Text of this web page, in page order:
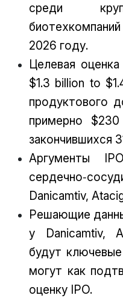
среди
2026 году.
Целевая
$1.3 billion to
продуктового
примерно
закончившихся
Аргументы
Danicamtiv,
Решающие
у Danicamtiv,
будут
могут как
оценку IPO.